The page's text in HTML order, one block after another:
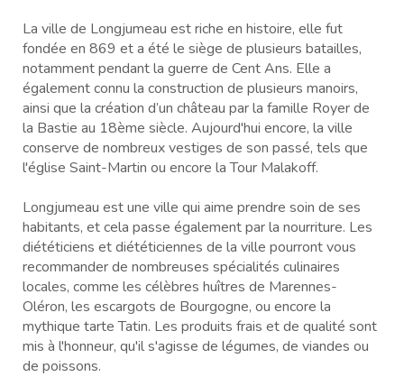
La ville de Longjumeau est riche en histoire, elle fut
fondée en 869 et a été le siège de plusieurs batailles,
notamment pendant la guerre de Cent Ans. Elle a
également connu la construction de plusieurs manoirs,
ainsi que la création d’un château par la famille Royer de
la Bastie au 18ème siècle. Aujourd'hui encore, la ville
conserve de nombreux vestiges de son passé, tels que
l'église Saint-Martin ou encore la Tour Malakoff.
Longjumeau est une ville qui aime prendre soin de ses
habitants, et cela passe également par la nourriture. Les
diététiciens et diététiciennes de la ville pourront vous
recommander de nombreuses spécialités culinaires
locales, comme les célèbres huîtres de Marennes-
Oléron, les escargots de Bourgogne, ou encore la
mythique tarte Tatin. Les produits frais et de qualité sont
mis à l'honneur, qu'il s'agisse de légumes, de viandes ou
de poissons.